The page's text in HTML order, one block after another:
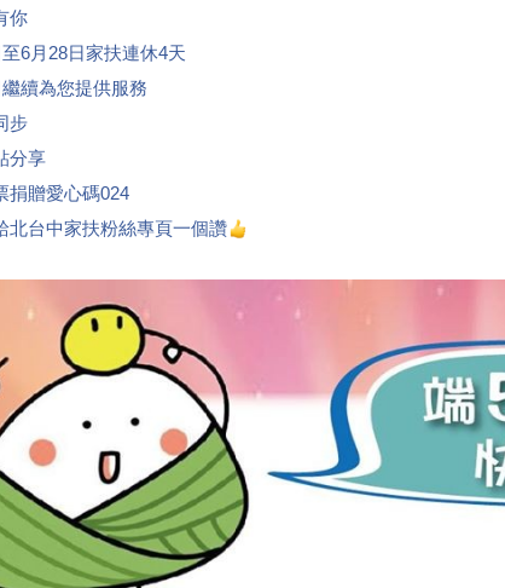
你
6月28日家扶連休4天
續為您提供服務
步
分享
捐贈愛心碼024
北台中家扶粉絲專頁一個讚👍